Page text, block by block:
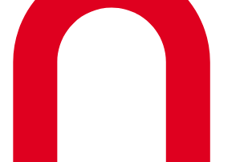
ค์ไฟฟ้า CKD รุ่นล่าสุด FX Pro และ
(CKD) อย่างเป็นทางการ